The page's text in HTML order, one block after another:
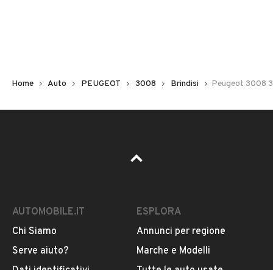
Pubblicità
Home Auto PEUGEOT 3008 Brindisi Peugeot 3008
AUTOMOBILE.IT
Chi Siamo
Serve aiuto?
ESPLORA
Annunci per regione
Marche e Modelli